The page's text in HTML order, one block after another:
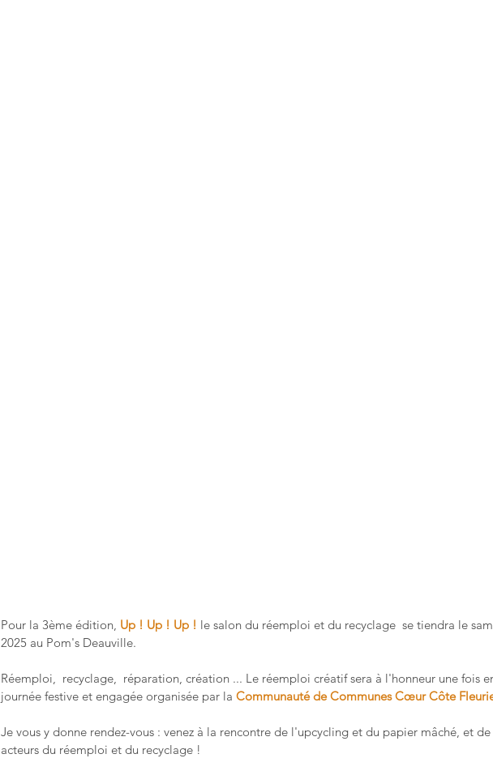
Pour la 3ème édition, Up ! Up ! Up ! le salon du réemploi et du recyclage  se tiendra le
2025 au Pom's Deauville.
Réemploi,  recyclage,  réparation, création ... Le réemploi créatif sera à l'honneur une fois
journée festive et engagée organisée par la Communauté de Communes Cœur Côte
Je vous y donne rendez-vous : venez à la rencontre de l'upcycling et du papier mâché, et
acteurs du réemploi et du recyclage !